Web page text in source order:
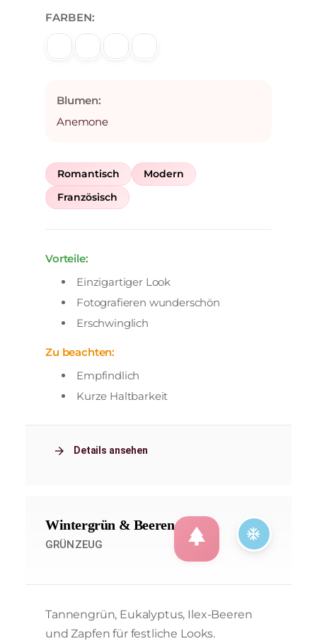
FARBEN:
Blumen:
Anemone
Romantisch
Modern
Französisch
Vorteile:
Einzigartiger Look
Fotografieren wunderschön
Erschwinglich
Zu beachten:
Empfindlich
Kurze Haltbarkeit
arrow_forward Details ansehen
Wintergrün & Beeren
GRÜNZEUG park ac_unit
Tannengrün, Eukalyptus, Ilex-Beeren
und Zapfen für festliche Looks.